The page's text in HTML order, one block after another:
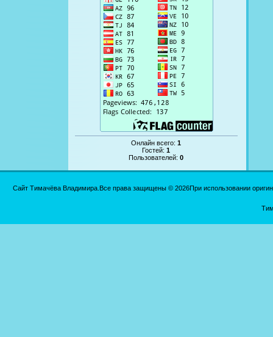
Онлайн всего:1
Гостей:1
Пользователей:0
Сайт Тимачёва Владимира.Все права защищены © 2026При использовании